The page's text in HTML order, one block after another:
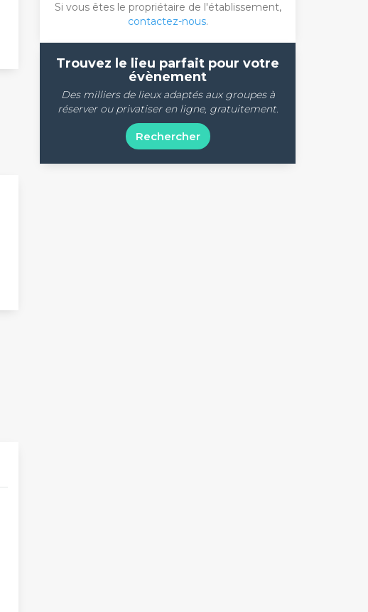
Si vous êtes le propriétaire de l'établissement,
contactez-nous.
Trouvez le lieu parfait pour votre
évènement
Des milliers de lieux adaptés aux groupes à
réserver ou privatiser en ligne, gratuitement.
Rechercher